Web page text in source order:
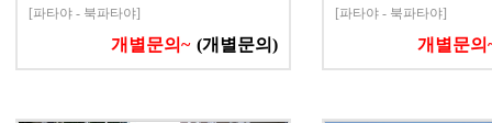
[파타야 - 북파타야]
개별문의~ (개별문의)
[파타야 - 북파타야]
개별문의